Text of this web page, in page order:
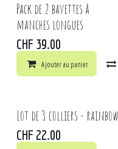
Pack de 2 bavettes à
manches longues
CHF 39.00
Ajouter au panier
Lot de 3 colliers - rainbow
CHF 22.00